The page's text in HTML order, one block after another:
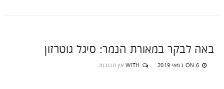
באה לבקר במאורת הנמר: סיגל גוטרזון
ON 6 במאי 2019 WITH אין תגובות